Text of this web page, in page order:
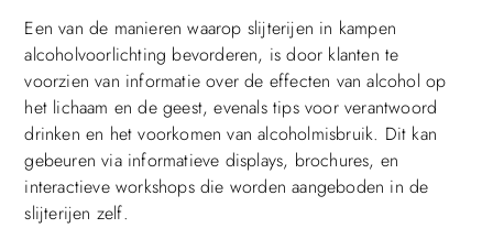
Een van de manieren waarop slijterijen in kampen
alcoholvoorlichting bevorderen, is door klanten te
voorzien van informatie over de effecten van alcohol op
het lichaam en de geest, evenals tips voor verantwoord
drinken en het voorkomen van alcoholmisbruik. Dit kan
gebeuren via informatieve displays, brochures, en
interactieve workshops die worden aangeboden in de
slijterijen zelf.